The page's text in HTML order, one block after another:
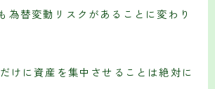
為替変動リスクがあることに変わり
けに資産を集中させることは絶対に